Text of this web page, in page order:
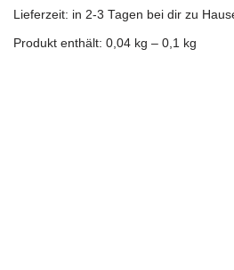
Lieferzeit: in 2-3 Tagen bei dir zu
Produkt enthält: 0,04 kg – 0,1 kg